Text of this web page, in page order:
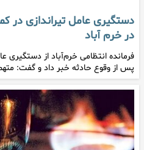
دستگیری عامل تیراندازی در
در خرم آباد
فرمانده انتظامی خرم‌آباد از دستگیری
پس از وقوع حادثه خبر داد و گفت: